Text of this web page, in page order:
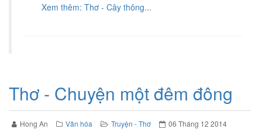
Xem thêm: Thơ - Cây thông...
Thơ - Chuyện một đêm đông
Hong An Văn hóa Truyện - Thơ 06 Tháng 12 2014